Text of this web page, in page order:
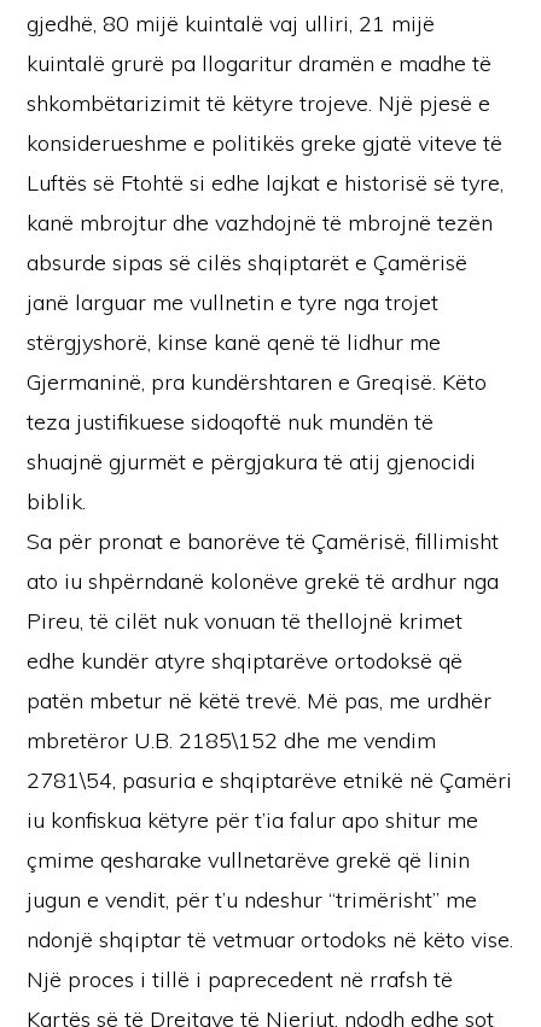
gjedhë, 80 mijë kuintalë vaj ulliri, 21 mijë
kuintalë grurë pa llogaritur dramën e madhe të
shkombëtarizimit të këtyre trojeve. Një pjesë e
konsiderueshme e politikës greke gjatë viteve të
Luftës së Ftohtë si edhe lajkat e historisë së tyre,
kanë mbrojtur dhe vazhdojnë të mbrojnë tezën
absurde sipas së cilës shqiptarët e Çamërisë
janë larguar me vullnetin e tyre nga trojet
stërgjyshorë, kinse kanë qenë të lidhur me
Gjermaninë, pra kundërshtaren e Greqisë. Këto
teza justifikuese sidoqoftë nuk mundën të
shuajnë gjurmët e përgjakura të atij gjenocidi
biblik.
Sa për pronat e banorëve të Çamërisë, fillimisht
ato iu shpërndanë kolonëve grekë të ardhur nga
Pireu, të cilët nuk vonuan të thellojnë krimet
edhe kundër atyre shqiptarëve ortodoksë që
patën mbetur në këtë trevë. Më pas, me urdhër
mbretëror U.B. 2185\152 dhe me vendim
2781\54, pasuria e shqiptarëve etnikë në Çamëri
iu konfiskua këtyre për t’ia falur apo shitur me
çmime qesharake vullnetarëve grekë që linin
jugun e vendit, për t’u ndeshur “trimërisht” me
ndonjë shqiptar të vetmuar ortodoks në këto vise.
Një proces i tillë i paprecedent në rrafsh të
Kartës së të Drejtave të Njeriut, ndodh edhe sot